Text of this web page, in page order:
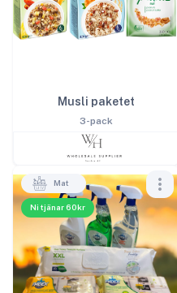
Musli paketet
3-pack
Ni tjänar 60kr
Mat